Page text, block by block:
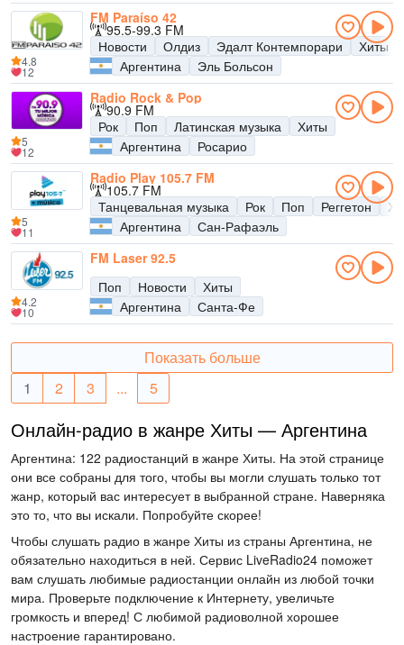
FM Paraíso 42
95.5-99.3 FM
Новости
Олдиз Эдалт Контемпорари
Хиты
Аргентина
Эль Больсон
4.8
12
Radio Rock & Pop
90.9 FM
Рок
Поп Латинская музыка
Хиты
Аргентина
Росарио
5
12
Radio Play 105.7 FM
105.7 FM
Танцевальная музыка
Рок Поп Реггетон
Аргентина
Сан-Рафаэль
5
11
FM Laser 92.5
Поп
Новости
Хиты
Аргентина
Санта-Фе
4.2
10
Показать больше
1
2 3 ... 5
Онлайн-радио в жанре Хиты — Аргентина
Аргентина: 122 радиостанций в жанре Хиты. На этой странице
они все собраны для того, чтобы вы могли слушать только тот
жанр, который вас интересует в выбранной стране. Наверняка
это то, что вы искали. Попробуйте скорее!
Чтобы слушать радио в жанре Хиты из страны Аргентина, не
обязательно находиться в ней. Сервис LiveRadio24 поможет
вам слушать любимые радиостанции онлайн из любой точки
мира. Проверьте подключение к Интернету, увеличьте
громкость и вперед! С любимой радиоволной хорошее
настроение гарантировано.